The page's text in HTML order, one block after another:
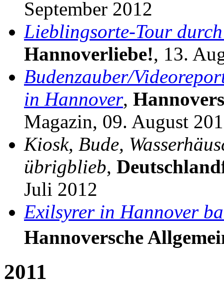
September 2012
Lieblingsorte-Tour
Hannoverliebe!, 13.
Budenzauber/
in Hannover,
Magazin, 09. August
Kiosk, Bude,
übrigblieb,
Juli 2012
Exilsyrer in Hannover
Hannoversche
2011